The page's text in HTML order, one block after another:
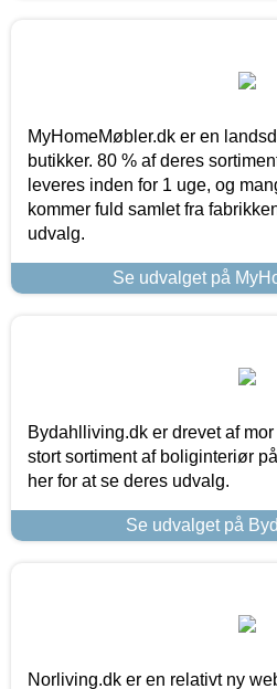
MyHomeMøbler.dk er en
butikker. 80 % af deres
leveres inden for 1 uge, og
kommer fuld samlet fra
udvalg.
Se udvalget på
Bydahlliving.dk er drevet af
stort sortiment af boliginteriør
her for at se deres udvalg.
Se udvalget på
Norliving.dk er en relativt ny